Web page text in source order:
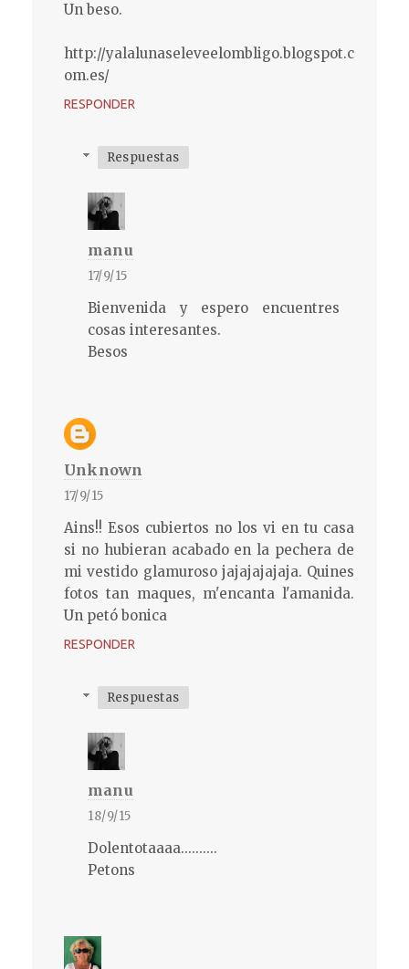
Un beso.
http://yalalunaseleveelombligo.blogspot.c
om.es/
RESPONDER
Respuestas
manu
17/9/15
Bienvenida y espero encuentres
cosas interesantes.
Besos
Unknown
17/9/15
Ains!! Esos cubiertos no los vi en tu casa
si no hubieran acabado en la pechera de
mi vestido glamuroso jajajajajaja. Quines
fotos tan maques, m'encanta l'amanida.
Un petó bonica
RESPONDER
Respuestas
manu
18/9/15
Dolentotaaaa..........
Petons